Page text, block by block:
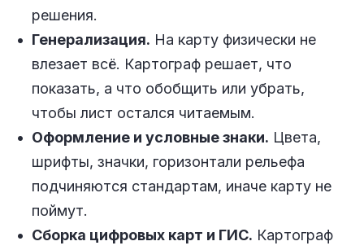
решения.
Генерализация. На карту физически не
влезает всё. Картограф решает, что
показать, а что обобщить или убрать,
чтобы лист остался читаемым.
Оформление и условные знаки. Цвета,
шрифты, значки, горизонтали рельефа
подчиняются стандартам, иначе карту не
поймут.
Сборка цифровых карт и ГИС. Картограф